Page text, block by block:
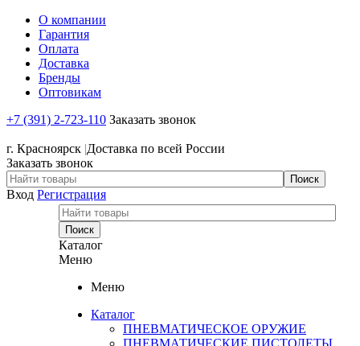
О компании
Гарантия
Оплата
Доставка
Бренды
Оптовикам
+7 (391) 2-723-110 Заказать звонок
г. Красноярск |Доставка по всей России
Заказать звонок
Вход Регистрация
Каталог
Меню
Меню
Каталог
ПНЕВМАТИЧЕСКОЕ ОРУЖИЕ
ПНЕВМАТИЧЕСКИЕ ПИСТОЛЕТЫ